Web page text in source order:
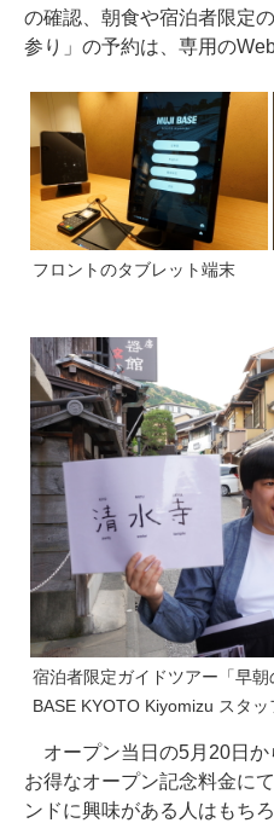
の確認、朝食や宿泊者限定
参り」の予約は、専用の
フロントのタブレット端末
宿泊者限定ガイドツアー「早
BASE KYOTO Kiyomizu スタ
オープン当日の5月20日か
お得なオープン記念料金に
ンドに興味がある人はもち